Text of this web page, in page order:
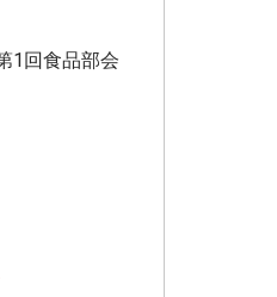
1回食品部会